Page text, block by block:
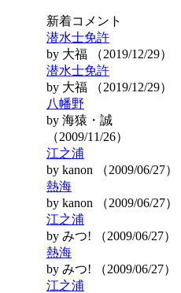
新着コメント
潜水士免許
by 大福 （2019/12/29）
潜水士免許
by 大福 （2019/12/29）
八幡野
by 海猿・誠
（2009/11/26）
江之浦
by kanon （2009/06/27）
熱海
by kanon （2009/06/27）
江之浦
by みつ! （2009/06/27）
熱海
by みつ! （2009/06/27）
江之浦